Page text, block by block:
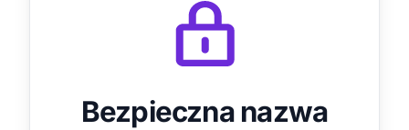
Bezpieczna nazwa